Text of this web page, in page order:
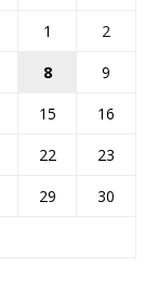
1
2
8
9
15
16
22
23
29
30